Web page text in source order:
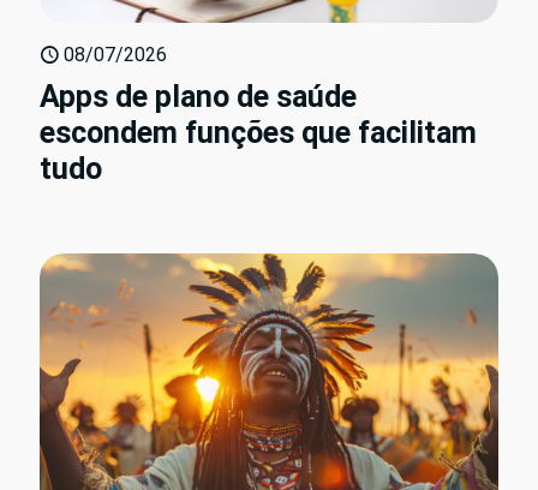
08/07/2026
Apps de plano de saúde
escondem funções que facilitam
tudo